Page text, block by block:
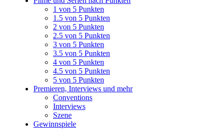
1 von 5 Punkten
1.5 von 5 Punkten
2 von 5 Punkten
2.5 von 5 Punkten
3 von 5 Punkten
3.5 von 5 Punkten
4 von 5 Punkten
4.5 von 5 Punkten
5 von 5 Punkten
Premieren, Interviews und mehr
Conventions
Interviews
Szene
Gewinnspiele